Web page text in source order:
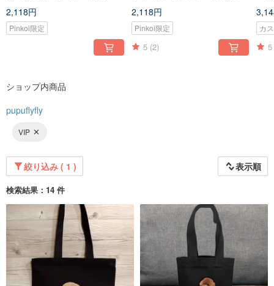
ク バッグ - フライの惑星
2,118円
Pinkoi限定
プラネット
2,118円
Pinkoi限定
5 (2)
造
カ
5
ショップ内商品
pupuflyfly
VIP
絞り込み ( 1 ) 表示順
検索結果：14 件